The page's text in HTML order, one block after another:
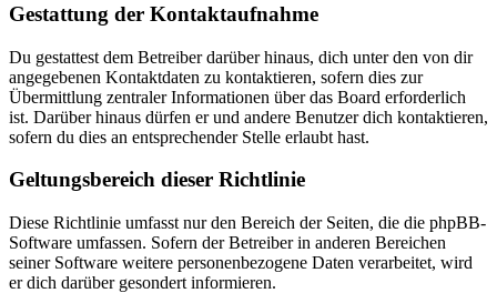
Gestattung der Kontaktaufnahme
Du gestattest dem Betreiber darüber hinaus, dich unter den von dir
angegebenen Kontaktdaten zu kontaktieren, sofern dies zur
Übermittlung zentraler Informationen über das Board erforderlich
ist. Darüber hinaus dürfen er und andere Benutzer dich kontaktieren,
sofern du dies an entsprechender Stelle erlaubt hast.
Geltungsbereich dieser Richtlinie
Diese Richtlinie umfasst nur den Bereich der Seiten, die die phpBB-
Software umfassen. Sofern der Betreiber in anderen Bereichen
seiner Software weitere personenbezogene Daten verarbeitet, wird
er dich darüber gesondert informieren.